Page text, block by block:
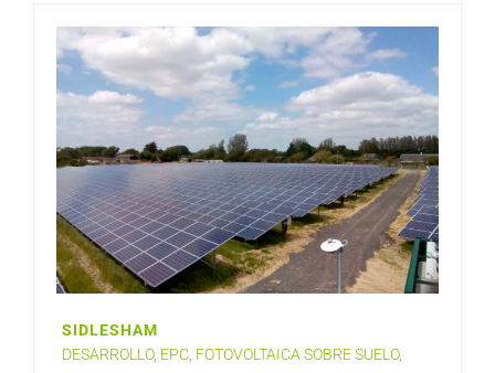
SIDLESHAM
DESARROLLO, EPC FOTOVOLTAICA SOBRE SUELO,